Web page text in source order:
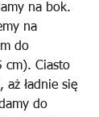
na bok.
na
do
cm). Ciasto
aż ładnie się
do